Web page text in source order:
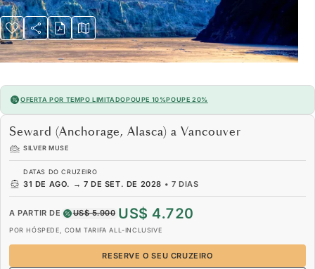
OFERTA POR TEMPO LIMITADOPOUPE 10%POUPE 20%
Seward (Anchorage, Alasca) a Vancouver
SILVER MUSE
DATAS DO CRUZEIRO
31 DE AGO. → 7 DE SET. DE 2028 • 7 DIAS
A PARTIR DE US$ 5.900 US$ 4.720
POR HÓSPEDE, COM TARIFA ALL-INCLUSIVE
RESERVE O SEU CRUZEIRO